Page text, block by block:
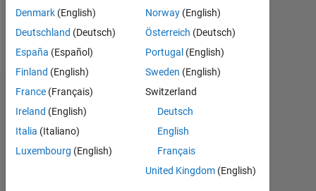
Follow
Tableau de bord
Statistiques
MATLAB Answers
Denmark (English)
Deutschland (Deutsch)
España (Español)
Finland (English)
France (Français)
Ireland (English)
Italia (Italiano)
Luxembourg (English)
Norway(English)
Österreich (Deutsch)
Portugal (English)
Sweden (English)
Switzerland
Deutsch
English
Français
United Kingdom(English)